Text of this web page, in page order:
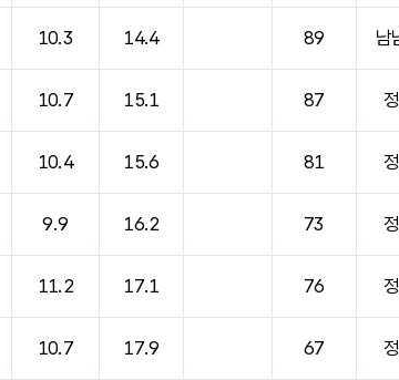
10.3 14.4 89 남
10.7 15.1 87
10.4 15.6 81
9.9 16.2 73
11.2 17.1 76
10.7 17.9 67